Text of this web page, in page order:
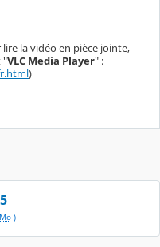
la vidéo en pièce jointe,
"VLC Media Player" :
)
Mo)